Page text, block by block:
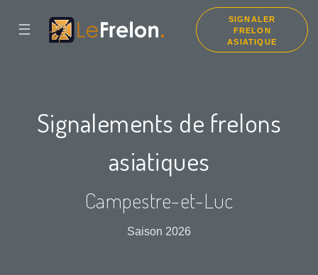
☰
SIGNALER
FRELON
ASIATIQUE
Signalements de frelons
asiatiques
Campestre-et-Luc
Saison 2026